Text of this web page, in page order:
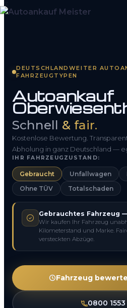
So funktioniert’s
Kontakt
FAQ
0800
DEUTSCHLANDWEITER
FAHRZEUGTYPEN
Autoankauf
Schnell & fair.
Kostenlose Bewertung.
Abholung in ganz Deutschland —
IHR FAHRZEUGZUSTAND:
Gebraucht Unfallwagen
Ohne TÜV
Totalschaden
Gebrauchtes Fahrzeug
Wir kaufen Ihr Fahrzeug
Kilometerstand und Marke.
versteckten Abzüge.
Fahrzeug
0800